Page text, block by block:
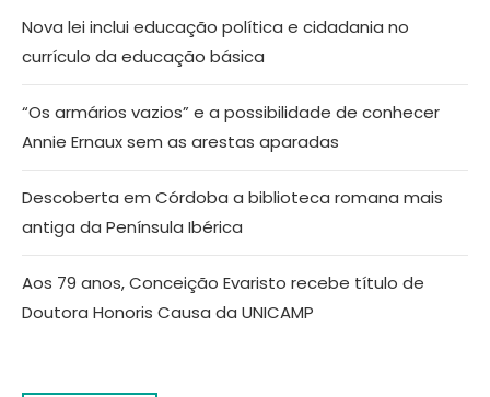
Nova lei inclui educação política e cidadania no
currículo da educação básica
“Os armários vazios” e a possibilidade de conhecer
Annie Ernaux sem as arestas aparadas
Descoberta em Córdoba a biblioteca romana mais
antiga da Península Ibérica
Aos 79 anos, Conceição Evaristo recebe título de
Doutora Honoris Causa da UNICAMP